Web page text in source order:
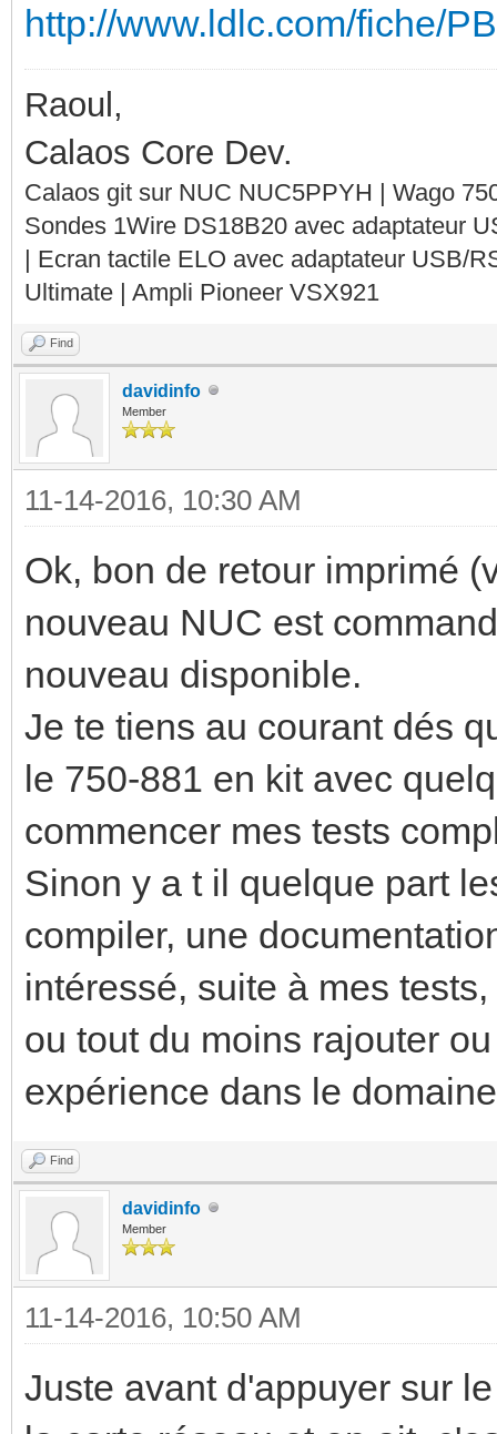
http://www.ldlc.com/fiche/
Raoul,
Calaos Core Dev.
Calaos git sur NUC NUC5PPYH | Wago
Sondes 1Wire DS18B20 avec adaptateur
| Ecran tactile ELO avec adaptateur USB/
Ultimate | Ampli Pioneer VSX921
Find
davidinfo
Member
11-14-2016, 10:30 AM
Ok, bon de retour imprimé
nouveau NUC est
nouveau disponible.
Je te tiens au courant dés
le 750-881 en kit avec
commencer mes tests
Sinon y a t il quelque part
compiler, une
intéressé, suite à mes
ou tout du moins rajouter
expérience dans le
Find
davidinfo
Member
11-14-2016, 10:50 AM
Juste avant d'appuyer sur